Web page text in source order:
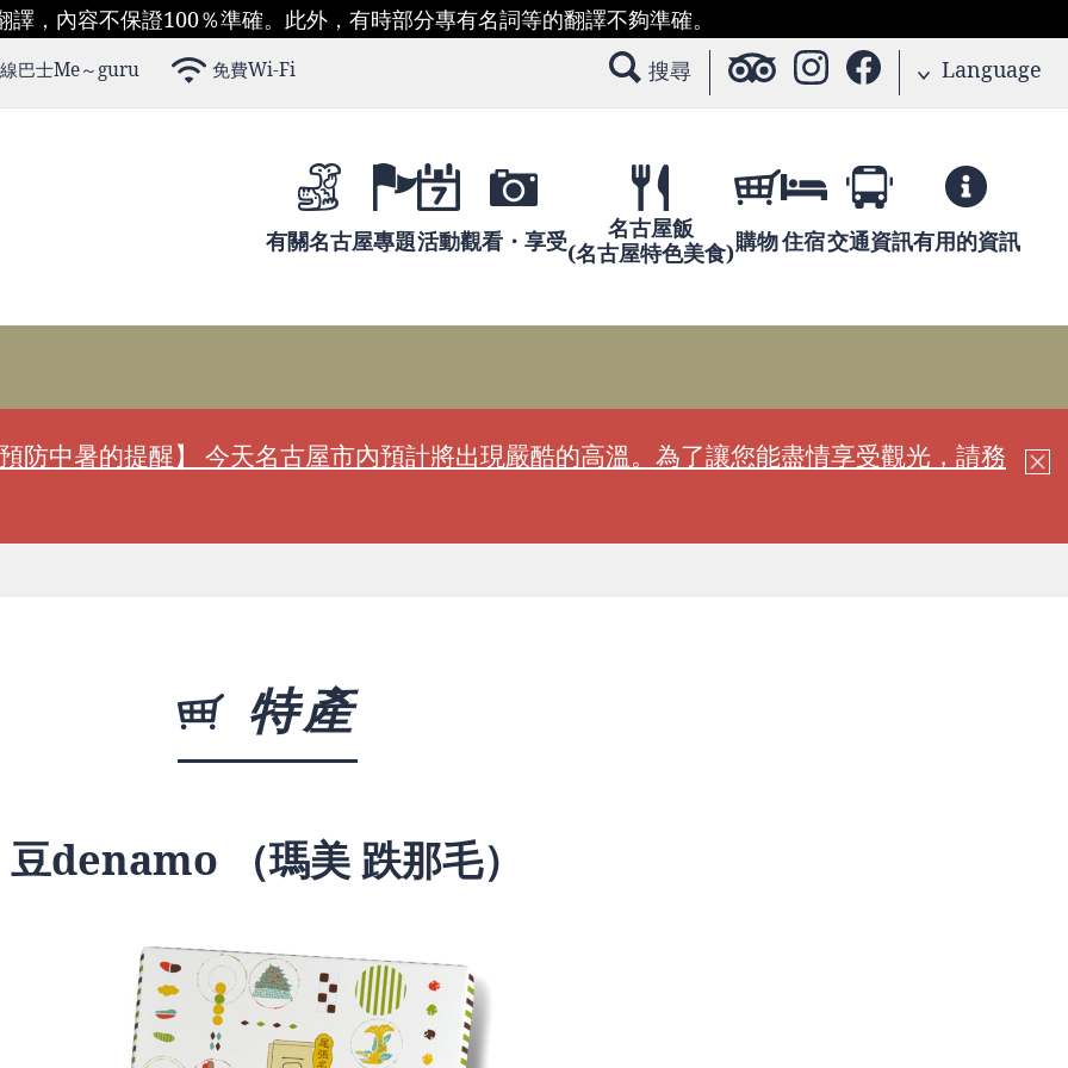
譯，內容不保證100％準確。此外，有時部分專有名詞等的翻譯不夠準確。
巴士Me～guru 免費Wi-Fi 搜尋 Language
有關名古屋專題活動觀看・享受
名古屋飯
(名古屋特色美食)購物住宿交通資訊有用的資訊
防中暑的提醒】 今天名古屋市內預計將出現嚴酷的高溫。為了讓您能盡情享受觀光，請務
特產
豆denamo （瑪美 跌那毛）